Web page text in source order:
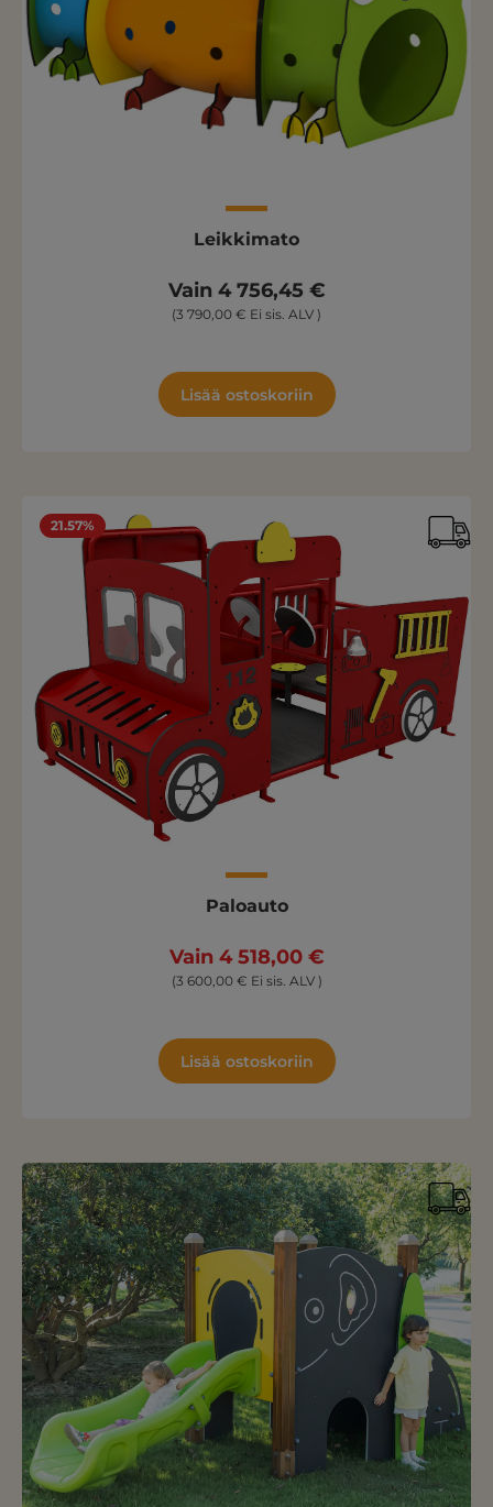
Leikkimato
Vain 4 756,45 €
(3 790,00 € Ei sis. ALV )
Lisää ostoskoriin
21.57%
Paloauto
Vain 4 518,00 €
(3 600,00 € Ei sis. ALV )
Lisää ostoskoriin